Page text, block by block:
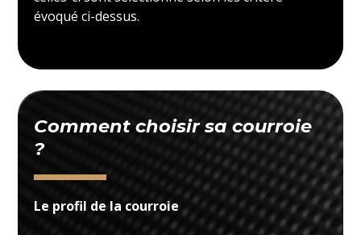
évoqué ci-dessus.
Comment choisir sa courroie
?
Le profil de la courroie